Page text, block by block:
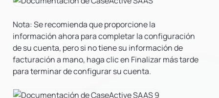
Nota:Se recomienda que proporcione la
información ahora para completar la configuración
de su cuenta, pero si no tiene su información de
facturación a mano, haga clic en Finalizar más tarde
para terminar de configurar su cuenta.